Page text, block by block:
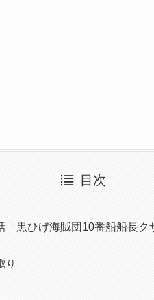
目次
「黒ひげ海賊団10番船船長ク
り